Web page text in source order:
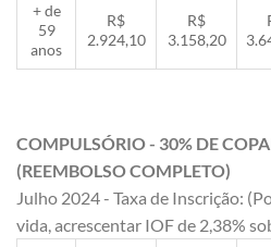
+ de
59
anos
R$
2.924,10
R$
3.158,20
COMPULSÓRIO - 30% DE
(REEMBOLSO COMPLETO)
Julho 2024 - Taxa de Inscrição:
vida, acrescentar IOF de 2,38%